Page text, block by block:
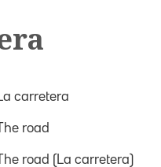
carretera
road
road (La carretera)